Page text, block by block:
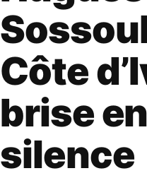
Côte
brise
silence